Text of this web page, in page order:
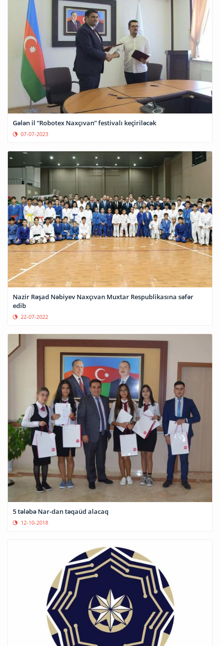
Gələn il “Robotex Naxçıvan” festivalı keçiriləcək
07-07-2023
Nazir Rəşad Nəbiyev Naxçıvan Muxtar Respublikasına səfər
edib
22-07-2022
5 tələbə Nar-dan təqaüd alacaq
12-10-2018